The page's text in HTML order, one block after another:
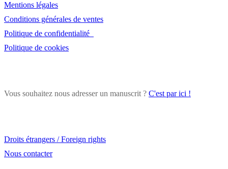
Mentions légales
Conditions générales de ventes
Politique de confidentialité
Politique de cookies
Vous souhaitez nous adresser un manuscrit ? C'est par ici !
Droits étrangers / Foreign rights
Nous contacter